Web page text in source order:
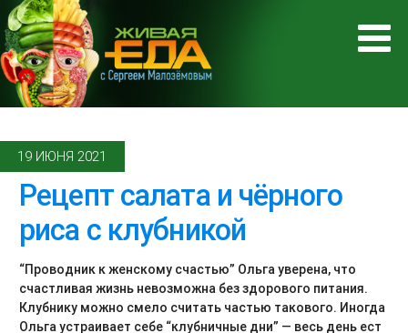
19 ИЮНЯ 2021
Рецепт салата и чёрного
риса с клубникой
“Проводник к женскому счастью” Ольга уверена, что
счастливая жизнь невозможна без здорового питания.
Клубнику можно смело считать частью такового. Иногда
Ольга устраивает себе “клубничные дни” — весь день ест